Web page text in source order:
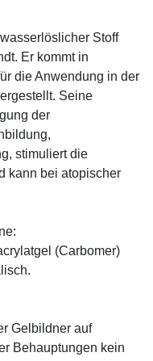
Stoff
Er kommt in
die Anwendung in der
Seine
der
stimuliert die
kann bei atopischer
(Carbomer)
Gelbildner auf
Behauptungen kein